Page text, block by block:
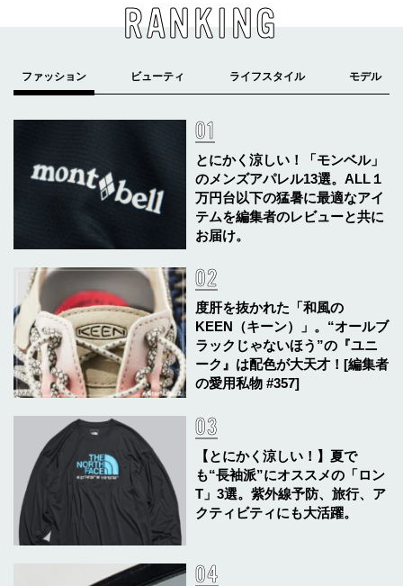
RANKING
とにかく涼しい！「モンベル」
のメンズアパレル13選。ALL１
万円台以下の猛暑に最適なアイ
テムを編集者のレビューと共に
お届け。
度肝を抜かれた「和風の
KEEN（キーン）」。“オールブ
ラックじゃないほう”の『ユニ
ーク』は配色が大天才！[編集者
の愛用私物 #357]
【とにかく涼しい！】夏で
も“長袖派”にオススメの「ロン
T」3選。紫外線予防、旅行、ア
クティビティにも大活躍。